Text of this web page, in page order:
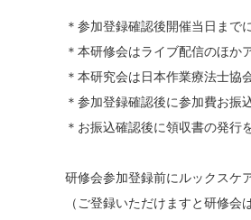
＊参加登録確認後開催当日まで
＊本研修会はライブ配信のほか
＊本研究会は日本作業療法士協
＊参加登録確認後に参加費お振
＊お振込確認後に領収書の発行
研修会参加登録前にルックスケ
（ご登録いただけますと研修会